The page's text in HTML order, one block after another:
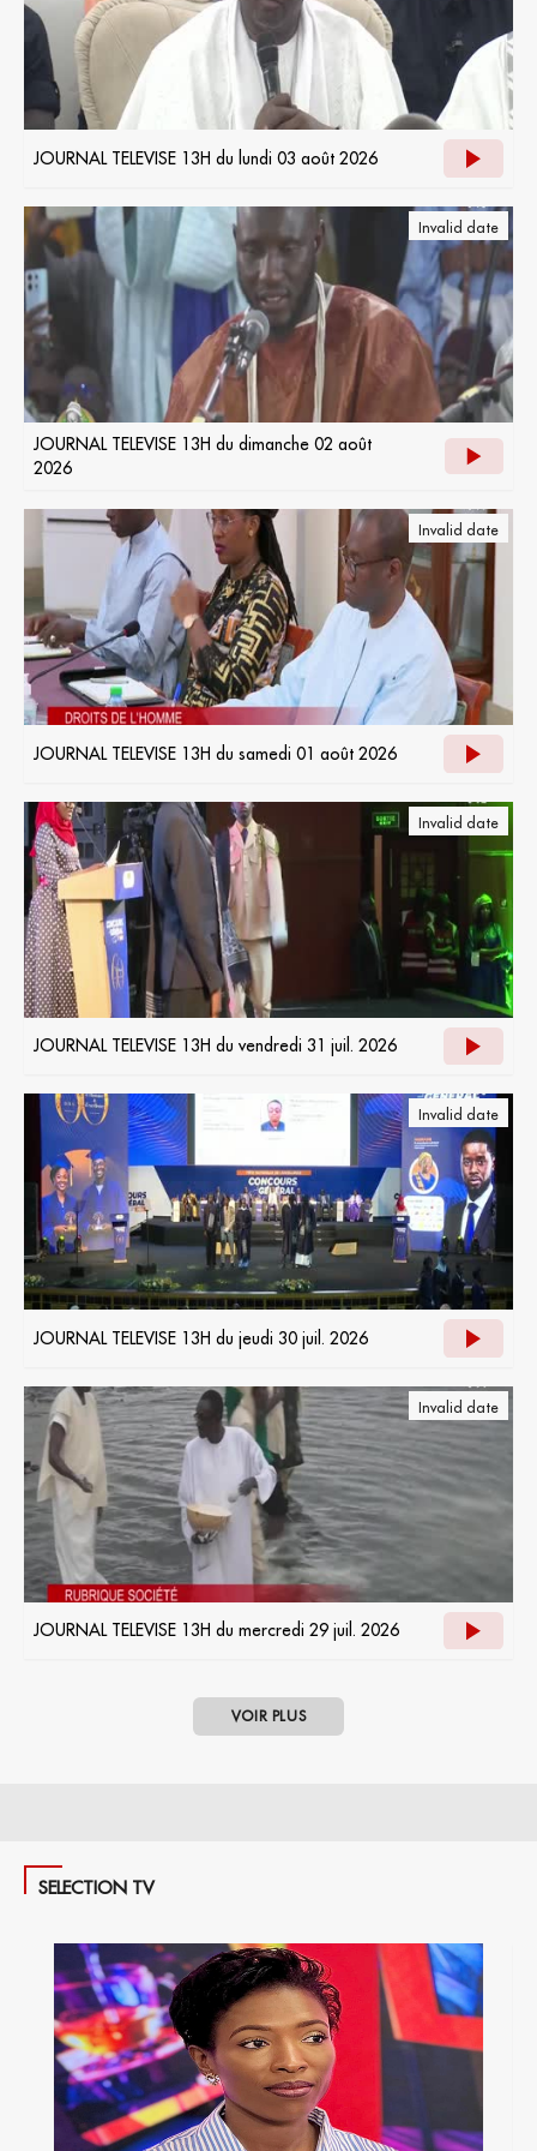
JOURNAL TELEVISE 13H du lundi 03 août 2026
Invalid date
JOURNAL TELEVISE 13H du dimanche 02 août
2026
Invalid date
JOURNAL TELEVISE 13H du samedi 01 août 2026
Invalid date
JOURNAL TELEVISE 13H du vendredi 31 juil. 2026
Invalid date
JOURNAL TELEVISE 13H du jeudi 30 juil. 2026
Invalid date
JOURNAL TELEVISE 13H du mercredi 29 juil. 2026
VOIR PLUS
SELECTION TV